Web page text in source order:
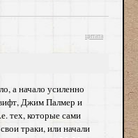
цитата
а начало усиленно
Джим Палмер и
тех, которые сами
траки, или начали